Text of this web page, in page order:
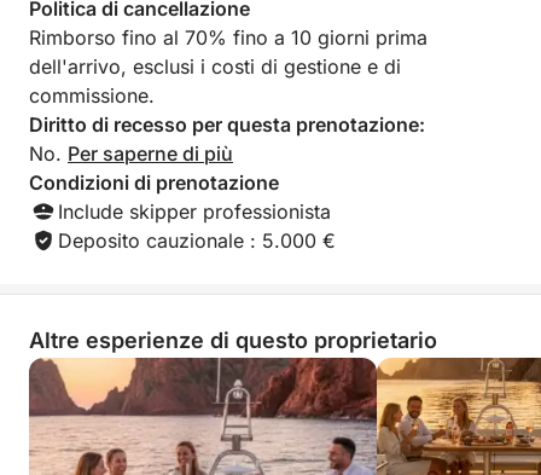
casa ricordi indimenticabili del vostro tramonto a
Cannes.
Magico ritorno a Cannes
Navigazione di ritorno a Port Canto sotto le ultime
luci dorate della Riviera, con una vista eccezionale
sulla baia di Cannes illuminata dal crepuscolo.
Punti salienti dell'esperienza
• Servizio fotografico professionale incluso
• Esplorazione delle Isole di Lérins
• Scooter subacqueo, paddleboarding e snorkeling
• Un'esperienza al tramonto elegante, rilassante e
coinvolgente
Politica di cancellazione
Rimborso fino al 70% fino a 10 giorni prima
dell'arrivo, esclusi i costi di gestione e di
commissione.
Diritto di recesso per questa prenotazione:
No. Per saperne di più
Condizioni di prenotazione
Include skipper professionista
Deposito cauzionale : 5.000 €
Altre esperienze di questo proprietario